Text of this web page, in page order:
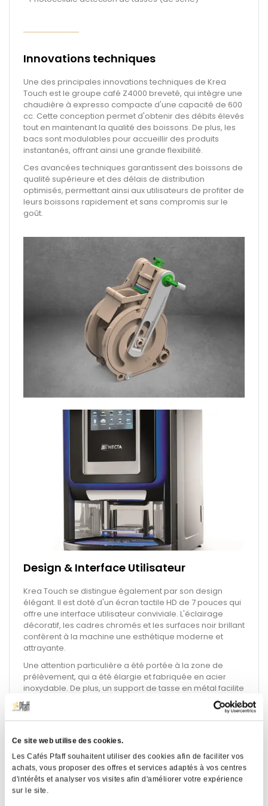
Ce site web utilise des cookies.
Les Cafés Pfaff souhaitent utiliser des cookies afin de faciliter vos
achats, vous proposer des offres et services adaptés à vos centres
d'intérêts et analyser vos visites afin d'améliorer votre expérience
sur le site.
Innovations techniques
Une des principales innovations techniques de Krea
Touch est le groupe café Z4000 breveté, qui intègre une
chaudière à expresso compacte d'une capacité de 600
cc. Cette conception permet d'obtenir des débits élevés
tout en maintenant la qualité des boissons. De plus, les
bacs sont modulables pour accueillir des produits
instantanés, offrant ainsi une grande flexibilité.
Ces avancées techniques garantissent des boissons de
qualité supérieure et des délais de distribution
optimisés, permettant ainsi aux utilisateurs de profiter de
leurs boissons rapidement et sans compromis sur le
goût.
Design & Interface Utilisateur
Krea Touch se distingue également par son design
élégant. Il est doté d'un écran tactile HD de 7 pouces qui
offre une interface utilisateur conviviale. L'éclairage
décoratif, les cadres chromés et les surfaces noir brillant
confèrent à la machine une esthétique moderne et
attrayante.
Une attention particulière a été portée à la zone de
prélèvement, qui a été élargie et fabriquée en acier
inoxydable. De plus, un support de tasse en métal facilite
le nettoyage et l'entretien de la machine.
Krea Touch intègre une nouvelle plate-forme
électronique qui simplifie la gestion des écrans tactiles
et la programmation de la machine. Cette amélioration
facilite l'utilisation et la personnalisation des